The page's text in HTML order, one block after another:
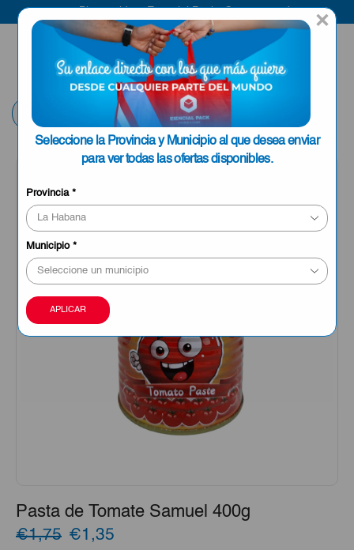
×
Seleccione la Provincia y Municipio al que desea enviar
para ver todas las ofertas disponibles.
Provincia*
Municipio*
APLICAR
ENVIAR A LA
HABANA
Pasta de Tomate Samuel 400g
€1,75 El
€1,35